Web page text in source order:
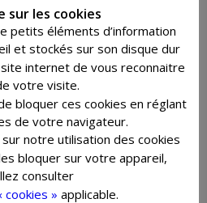
RÉPONSES
*
sur les cookies
petits éléments d’information
et stockés sur son disque dur
internet de vous reconnaitre
votre visite.
bloquer ces cookies en réglant
de votre navigateur.
notre utilisation des cookies
bloquer sur votre appareil,
consulter
cookies » applicable.